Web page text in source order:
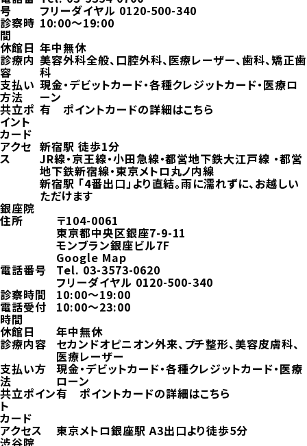
号 フリーダイヤル 0120-500-340
診察時
間
10:00～19:00
休館日 年中無休
診療内
容
美容外科全般、口腔外科、医療レーザー、歯科、矯正歯
科
支払い
方法
現金・デビットカード・各種クレジットカード・医療ロ
ーン
共立ポ
イント
カード
有 ポイントカードの詳細はこちら
アクセ
ス
新宿駅 徒歩1分
JR線・京王線・小田急線・都営地下鉄大江戸線 ・都営
地下鉄新宿線・東京メトロ丸ノ内線
新宿駅 「4番出口」より直結。雨に濡れずに、お越しい
ただけます
銀座院
住所 〒104-0061
東京都中央区銀座7-9-11
モンブラン銀座ビル7F
Google Map
電話番号 Tel.03-3573-0620
フリーダイヤル 0120-500-340
診察時間 10:00～19:00
電話受付
時間
10:00～23:00
休館日
年中無休
診療内容 セカンドオピニオン外来、プチ整形、美容皮膚科、
医療レーザー
支払い方
法
現金・デビットカード・各種クレジットカード・医療
ローン
共立ポイン
ト
カード
有 ポイントカードの詳細はこちら
アクセス 東京メトロ銀座駅 A3出口より徒歩5分